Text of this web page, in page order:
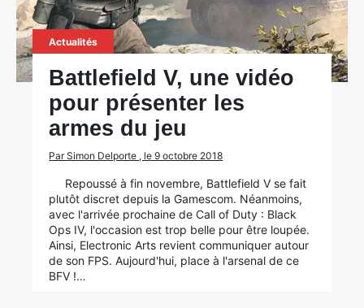
Actualités
Battlefield V, une vidéo
pour présenter les
armes du jeu
Par Simon Delporte , le 9 octobre 2018
Repoussé à fin novembre, Battlefield V se fait
plutôt discret depuis la Gamescom. Néanmoins,
avec l'arrivée prochaine de Call of Duty : Black
Ops IV, l'occasion est trop belle pour être loupée.
Ainsi, Electronic Arts revient communiquer autour
de son FPS. Aujourd'hui, place à l'arsenal de ce
BFV !…